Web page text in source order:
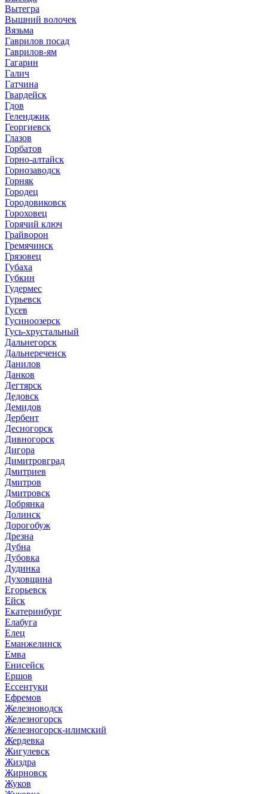
Вытегра
Вышний волочек
Вязьма
Гаврилов посад
Гаврилов-ям
Гагарин
Галич
Гатчина
Гвардейск
Гдов
Геленджик
Георгиевск
Глазов
Горбатов
Горно-алтайск
Горнозаводск
Горняк
Городец
Городовиковск
Гороховец
Горячий ключ
Грайворон
Гремячинск
Грязовец
Губаха
Губкин
Гудермес
Гурьевск
Гусев
Гусиноозерск
Гусь-хрустальный
Дальнегорск
Дальнереченск
Данилов
Данков
Дегтярск
Дедовск
Демидов
Дербент
Десногорск
Дивногорск
Дигора
Димитровград
Дмитриев
Дмитров
Дмитровск
Добрянка
Долинск
Дорогобуж
Дрезна
Дубна
Дубовка
Дудинка
Духовщина
Егорьевск
Ейск
Екатеринбург
Елабуга
Елец
Еманжелинск
Емва
Енисейск
Ершов
Ессентуки
Ефремов
Железноводск
Железногорск
Железногорск-илимский
Жердевка
Жигулевск
Жиздра
Жирновск
Жуков